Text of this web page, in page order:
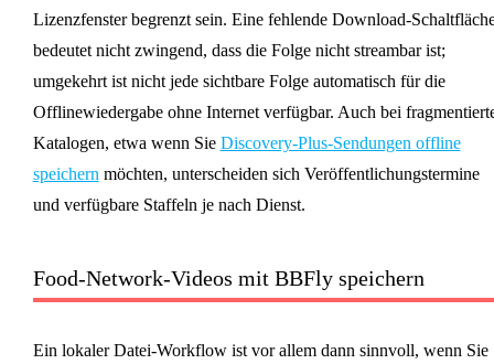
Lizenzfenster begrenzt sein. Eine fehlende Download-
bedeutet nicht zwingend, dass die Folge nicht streambar ist;
umgekehrt ist nicht jede sichtbare Folge automatisch für die
Offlinewiedergabe ohne Internet verfügbar. Auch bei
Katalogen, etwa wenn Sie Discovery-Plus-Sendungen offline
speichernmöchten, unterscheiden sich Veröffentlichungstermine
und verfügbare Staffeln je nach Dienst.
Food-Network-Videos mit BBFly speichern
Ein lokaler Datei-Workflow ist vor allem dann sinnvoll, wenn Sie